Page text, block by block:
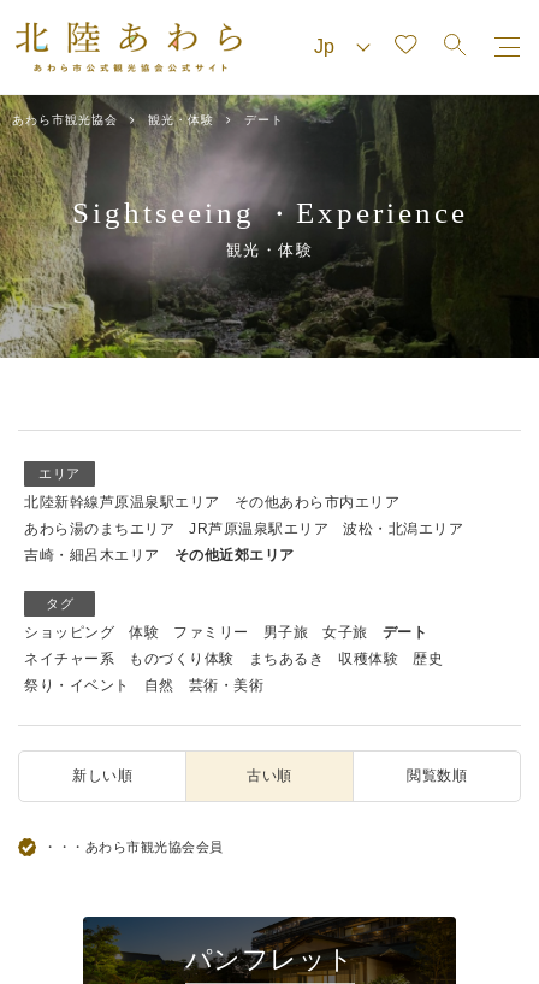
あわら市観光協会 観光・体験 デート
Sightseeing・ Experience
観光・体験
エリア
北陸新幹線芦原温泉駅エリア
その他あわら市内エリア
あわら湯のまちエリア
JR芦原温泉駅エリア
波松・北潟エリア
吉崎・細呂木エリア
その他近郊エリア
タグ
ショッピング 体験 ファミリー 男子旅 女子旅
デート
ネイチャー系
ものづくり体験 まちあるき 収穫体験
歴史
祭り・イベント
自然 芸術・美術
新しい順 古い順 閲覧数順
・・・あわら市観光協会会員
パンフレット